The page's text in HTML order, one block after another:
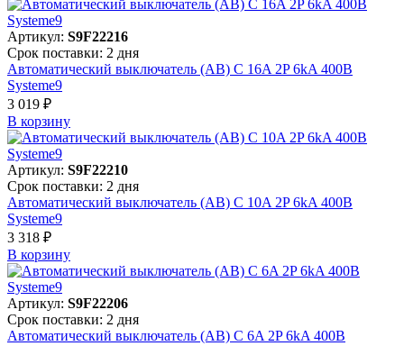
Артикул: S9F22216
Срок поставки: 2 дня
Автоматический выключатель (АВ) C 16A 2P 6kA 400В
Systeme9
3 019 ₽
В корзинy
Артикул: S9F22210
Срок поставки: 2 дня
Автоматический выключатель (АВ) C 10A 2P 6kA 400В
Systeme9
3 318 ₽
В корзинy
Артикул: S9F22206
Срок поставки: 2 дня
Автоматический выключатель (АВ) C 6A 2P 6kA 400В